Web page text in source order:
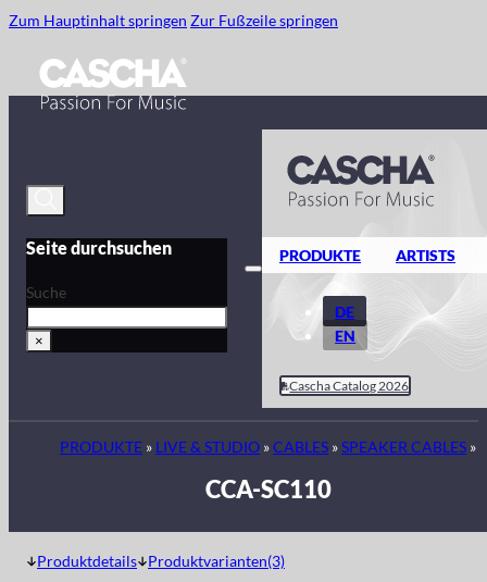
Zum Hauptinhalt springen Zur Fußzeile springen
Seite durchsuchen
Suche
×
PRODUKTE ARTISTS
DE
EN
Cascha Catalog 2026
PRODUKTE » LIVE & STUDIO »CABLES »SPEAKER CABLES »
CCA-SC110
Produktdetails Produktvarianten(3)